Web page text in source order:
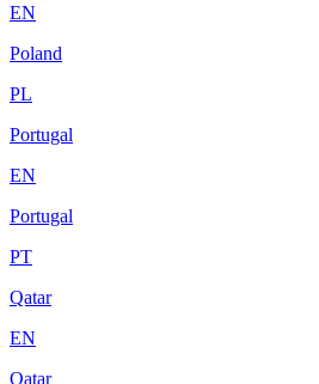
EN
Poland
PL
Portugal
EN
Portugal
PT
Qatar
EN
Qatar